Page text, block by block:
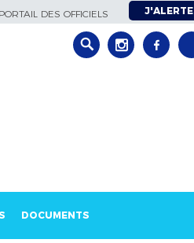
PORTAIL DES OFFICIELS J'ALERTE
DOCUMENTS